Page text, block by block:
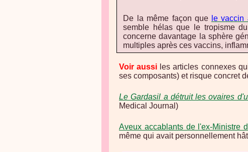
De la même façon que le
semble hélas que le tropisme
concerne davantage la sphère
multiples après ces vaccins,
Voir aussi les articles connexes
ses composants) et risque concret
Le Gardasil a détruit les ovaires
Medical Journal)
Aveux accablants de l'ex-Ministre
même qui avait personnellement